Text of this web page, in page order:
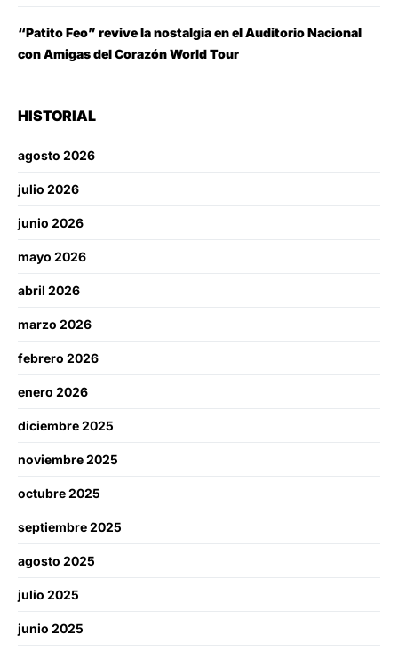
“Patito Feo” revive la nostalgia en el Auditorio Nacional
con Amigas del Corazón World Tour
HISTORIAL
agosto 2026
julio 2026
junio 2026
mayo 2026
abril 2026
marzo 2026
febrero 2026
enero 2026
diciembre 2025
noviembre 2025
octubre 2025
septiembre 2025
agosto 2025
julio 2025
junio 2025